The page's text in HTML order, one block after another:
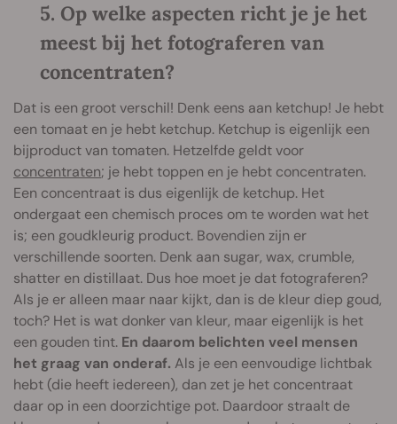
5. Op welke aspecten richt je je het
meest bij het fotograferen van
concentraten?
Dat is een groot verschil! Denk eens aan ketchup! Je hebt
een tomaat en je hebt ketchup. Ketchup is eigenlijk een
bijproduct van tomaten. Hetzelfde geldt voor
concentraten; je hebt toppen en je hebt concentraten.
Een concentraat is dus eigenlijk de ketchup. Het
ondergaat een chemisch proces om te worden wat het
is; een goudkleurig product. Bovendien zijn er
verschillende soorten. Denk aan sugar, wax, crumble,
shatter en distillaat. Dus hoe moet je dat fotograferen?
Als je er alleen maar naar kijkt, dan is de kleur diep goud,
toch? Het is wat donker van kleur, maar eigenlijk is het
een gouden tint. En daarom belichten veel mensen
het graag van onderaf. Als je een eenvoudige lichtbak
hebt (die heeft iedereen), dan zet je het concentraat
daar op in een doorzichtige pot. Daardoor straalt de